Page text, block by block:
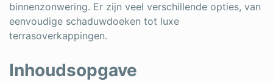
Zonnepanelen
Zonwering
binnenzonwering. Er zijn veel verschillende opties, van
eenvoudige schaduwdoeken tot luxe
terrasoverkappingen.
Inhoudsopgave